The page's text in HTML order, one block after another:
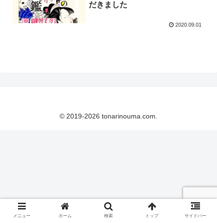
だきました
2020.09.01
© 2019-2026 tonarinouma.com.
メニュー ホーム 検索 トップ サイドバー